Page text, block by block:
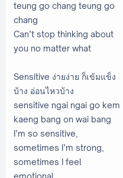
teung go chang teung go
chang
Can’t stop thinking about
you no matter what
Sensitive ง่ายง่าย ก็เข้มแข็ง
บ้าง อ่อนไหวบ้าง
sensitive ngai ngai go kem
kaeng bang on wai bang
I’m so sensitive,
sometimes I’m strong,
sometimes I feel